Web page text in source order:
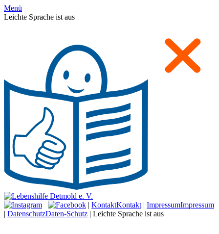
Menü
Leichte Sprache ist aus
| KontaktKontakt | ImpressumImpressum
| DatenschutzDaten-Schutz | Leichte Sprache ist aus